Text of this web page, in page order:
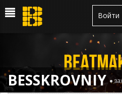
Войти
BESSKROVNIY